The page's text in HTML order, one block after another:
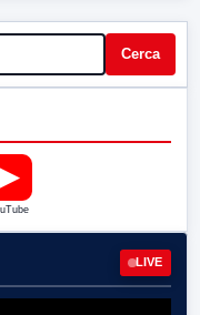
Cerca
▶
LIVE